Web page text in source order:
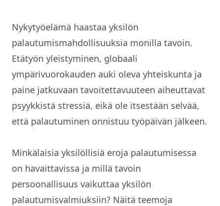
Nykytyöelämä haastaa yksilön
palautumismahdollisuuksia monilla tavoin.
Etätyön yleistyminen, globaali
ympärivuorokauden auki oleva yhteiskunta ja
paine jatkuvaan tavoitettavuuteen aiheuttavat
psyykkistä stressiä, eikä ole itsestään selvää,
että palautuminen onnistuu työpäivän jälkeen.
Minkälaisia yksilöllisiä eroja palautumisessa
on havaittavissa ja millä tavoin
persoonallisuus vaikuttaa yksilön
palautumisvalmiuksiin? Näitä teemoja